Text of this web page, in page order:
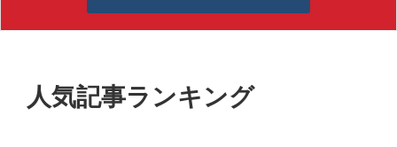
人気記事ランキング